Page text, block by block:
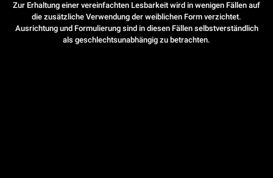
Zur Erhaltung einer vereinfachten Lesbarkeit wird in wenigen Fällen auf
die zusätzliche Verwendung der weiblichen Form verzichtet.
Ausrichtung und Formulierung sind in diesen Fällen selbstverständlich
als geschlechtsunabhängig zu betrachten.